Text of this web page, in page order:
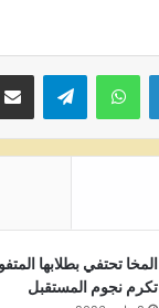
لينكدإن واتساب تيلقرام
المخا تحتفي بطلابها
تكرم نجوم المستقبل